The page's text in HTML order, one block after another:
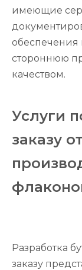
имеющие
обеспечения
стороннюю
качеством.
Услуги
заказу
Разработка
заказу